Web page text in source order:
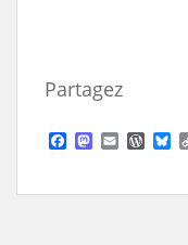
Partagez
a
e
M
a
t
E
m
i
W
o
d
B
e